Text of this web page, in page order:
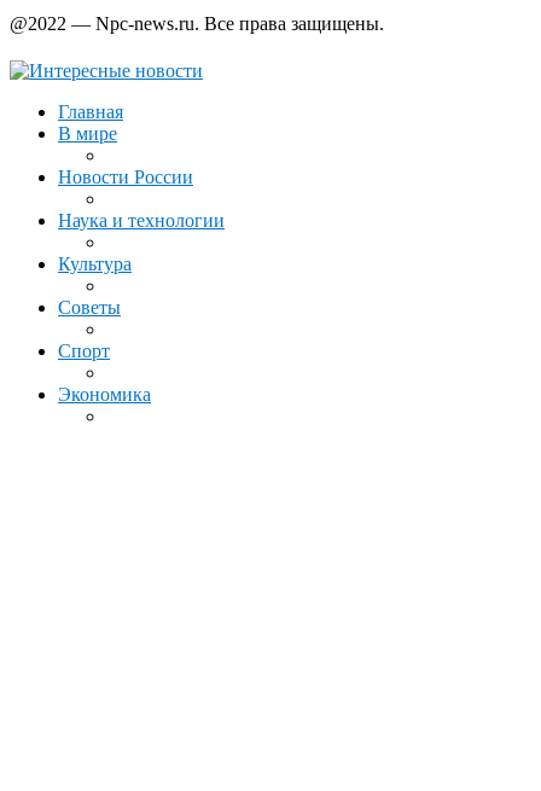
@2022 — Npc-news.ru. Все права защищены.
Главная
В мире
Новости России
Наука и технологии
Культура
Советы
Спорт
Экономика